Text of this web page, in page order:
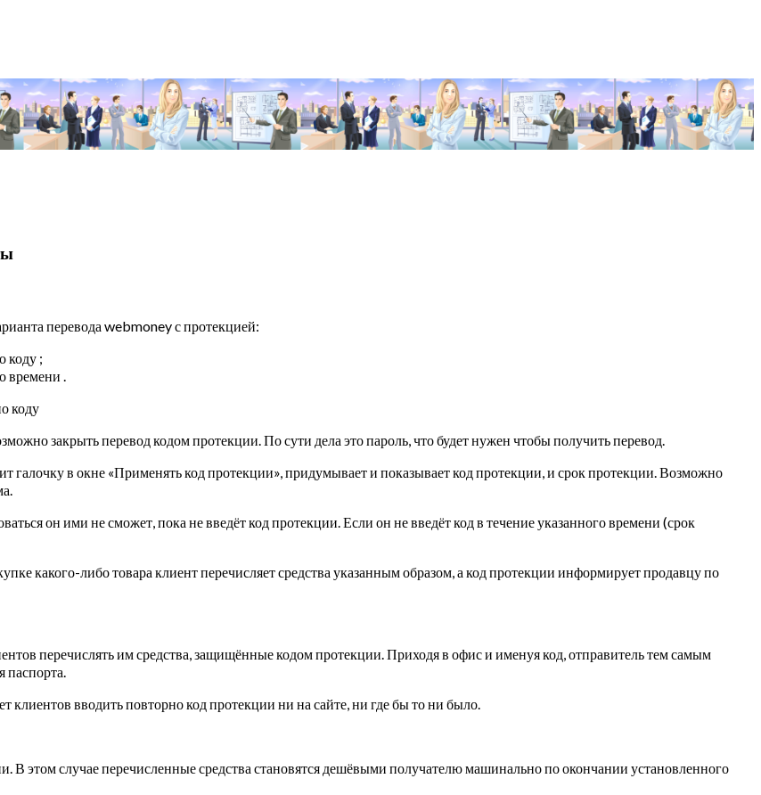
перевода webmoney с протекцией:
коду ;
времени .
коду
закрыть перевод кодом протекции. По сути дела это пароль, что будет нужен чтобы получить перевод.
галочку в окне «Применять код протекции», придумывает и показывает код протекции, и срок протекции. Возможно
он ими не сможет, пока не введёт код протекции. Если он не введёт код в течение указанного времени (срок
какого-либо товара клиент перечисляет средства указанным образом, а код протекции информирует продавцу по
перечислять им средства, защищённые кодом протекции.Приходя в офис и именуя код, отправитель тем самым
паспорта.
клиентов вводить повторно код протекции ни на сайте, ни где бы то ни было.
В этом случае перечисленные средства становятся дешёвыми получателю машинально по окончании установленного